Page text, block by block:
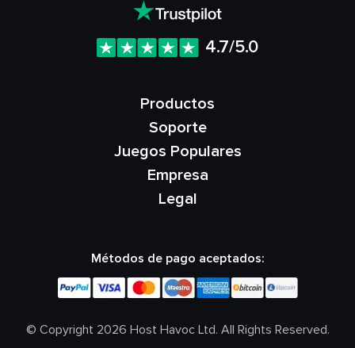
4.7/5.0
Productos
Soporte
Juegos Populares
Empresa
Legal
Métodos de pago aceptados:
© Copyright 2026 Host Havoc Ltd. All Rights Reserved.